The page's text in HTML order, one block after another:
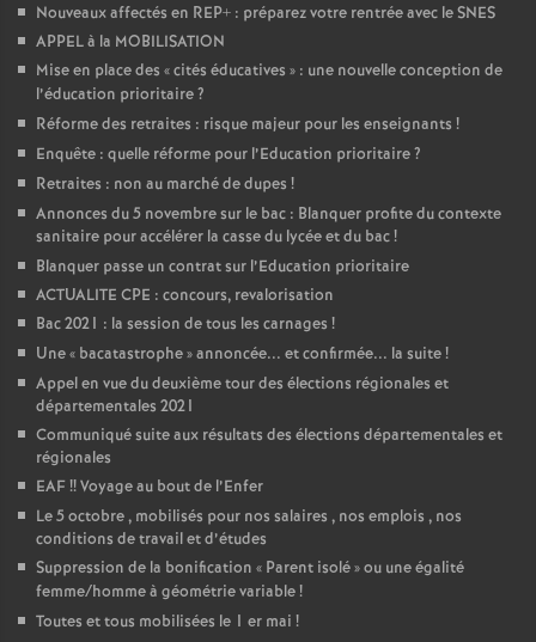
Nouveaux affectés en REP+ : préparez votre rentrée avec le SNES
APPEL à la MOBILISATION
Mise en place des «cités éducatives » : une nouvelle conception de
l’éducation prioritaire?
Réforme des retraites : risque majeur pour les enseignants !
Enquête : quelle réforme pour l’Education prioritaire?
Retraites : non au marché de dupes !
Annonces du 5 novembre sur le bac : Blanquer profite du contexte
sanitaire pour accélérer la casse du lycée et du bac!
Blanquer passe un contrat sur l’Education prioritaire
ACTUALITE CPE : concours, revalorisation
Bac 2021 : la session de tous les carnages !
Une « bacatastrophe» annoncée... et confirmée... la suite!
Appel en vue du deuxième tour des élections régionales et
départementales 2021
Communiqué suite aux résultats des élections départementales et
régionales
EAF!! Voyage au bout de l’Enfer
Le 5 octobre , mobilisés pour nos salaires , nos emplois , nos
conditions de travail et d’études
Suppression de la bonification « Parent isolé» ou une égalité
femme/homme à géométrie variable!
Toutes et tous mobilisées le 1 er mai !